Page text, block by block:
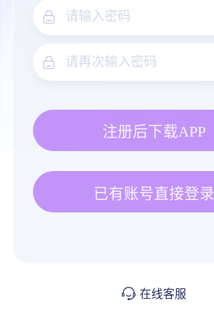
注册后下载APP
已有账号直接登录
在线客服